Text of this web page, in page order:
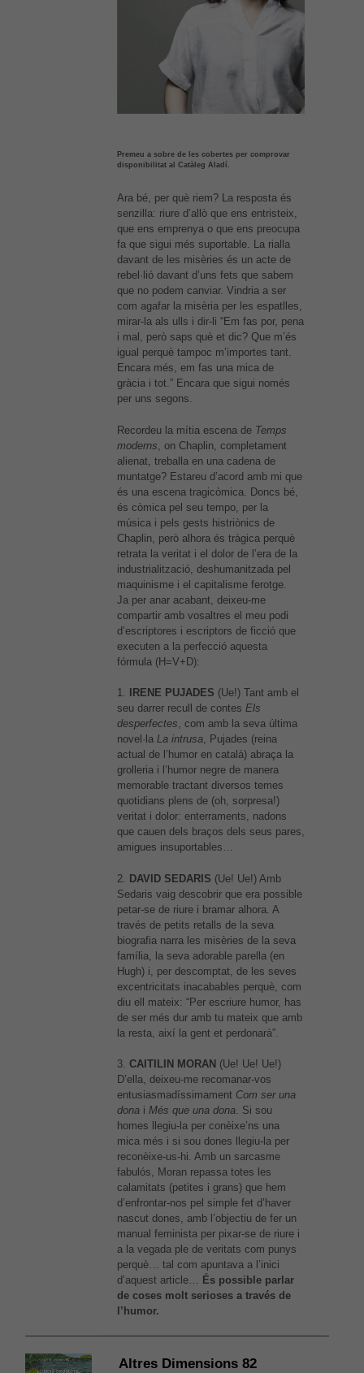
Premeu a sobre de les cobertes per comprovar
disponibilitat al Catàleg Aladí.
Ara bé, per què riem? La resposta és
senzilla: riure d’allò que ens entristeix,
que ens emprenya o que ens preocupa
fa que sigui més suportable. La rialla
davant de les misèries és un acte de
rebel·lió davant d’uns fets que sabem
que no podem canviar. Vindria a ser
com agafar la misèria per les espatlles,
mirar-la als ulls i dir-li “Em fas por, pena
i mal, però saps què et dic? Que m’és
igual perquè tampoc m’importes tant.
Encara més, em fas una mica de
gràcia i tot.” Encara que sigui només
per uns segons.
Recordeu la mítia escena de Temps
moderns , on Chaplin, completament
alienat, treballa en una cadena de
muntatge? Estareu d’acord amb mi que
és una escena tragicòmica. Doncs bé,
és còmica pel seu tempo, per la
música i pels gests histriònics de
Chaplin, però alhora és tràgica perquè
retrata la veritat i el dolor de l’era de la
industrialització, deshumanitzada pel
maquinisme i el capitalisme ferotge.
Ja per anar acabant, deixeu-me
compartir amb vosaltres el meu podi
d’escriptores i escriptors de ficció que
executen a la perfecció aquesta
fórmula (H=V+D):
1. IRENE PUJADES (Ue!) Tant amb el
seu darrer recull de contes Els
desperfectes, com amb la seva última
novel·la La intrusa, Pujades (reina
actual de l’humor en català) abraça la
grolleria i l’humor negre de manera
memorable tractant diversos temes
quotidians plens de (oh, sorpresa!)
veritat i dolor: enterraments, nadons
que cauen dels braços dels seus pares,
amigues insuportables…
2. DAVID SEDARIS (Ue! Ue!) Amb
Sedaris vaig descobrir que era possible
petar-se de riure i bramar alhora. A
través de petits retalls de la seva
biografia narra les misèries de la seva
família, la seva adorable parella (en
Hugh) i, per descomptat, de les seves
excentricitats inacabables perquè, com
diu ell mateix: “Per escriure humor, has
de ser més dur amb tu mateix que amb
la resta, així la gent et perdonarà”.
3. CAITILIN MORAN (Ue! Ue! Ue!)
D’ella, deixeu-me recomanar-vos
entusiasmadíssimament Com ser una
donai Més que una dona. Si sou
homes llegiu-la per conèixe’ns una
mica més i si sou dones llegiu-la per
reconèixe-us-hi. Amb un sarcasme
fabulós, Moran repassa totes les
calamitats (petites i grans) que hem
d’enfrontar-nos pel simple fet d’haver
nascut dones, amb l’objectiu de fer un
manual feminista per pixar-se de riure i
a la vegada ple de veritats com punys
perquè… tal com apuntava a l’inici
d’aquest article… És possible parlar
de coses molt serioses a través de
l’humor.
Altres Dimensions 82